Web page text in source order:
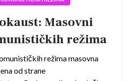
Masovni
režima
režima masovna
od strane